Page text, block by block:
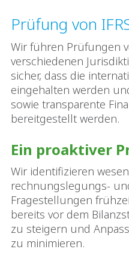
Prüfung von
Wir führen Prüfungen
verschiedenen
sicher, dass die
eingehalten werden
sowie transparente
bereitgestellt werden.
Ein proaktiver
Wir identifizieren
rechnungslegungs-
Fragestellungen
bereits vor dem
zu steigern und
zu minimieren.